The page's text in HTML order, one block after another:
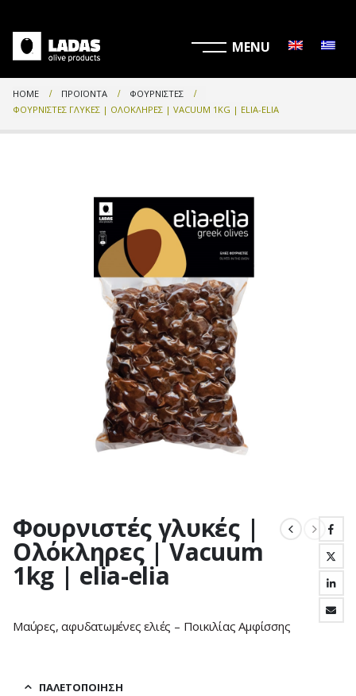
HOME ΠΡΟΪΌΝΤΑ
ΦΟΥΡΝΙΣΤΈΣ
ΦΟΥΡΝΙΣΤΈΣ ΓΛΥΚΈΣ | ΟΛΌΚΛΗΡΕΣ | VACUUM 1KG | ELIA-ELIA
Φουρνιστές γλυκές |
Ολόκληρες | Vacuum
1kg | elia-elia
Μαύρες, αφυδατωμένες ελιές – Ποικιλίας Αμφίσσης
ΠΑΛΕΤΟΠΟΊΗΣΗ